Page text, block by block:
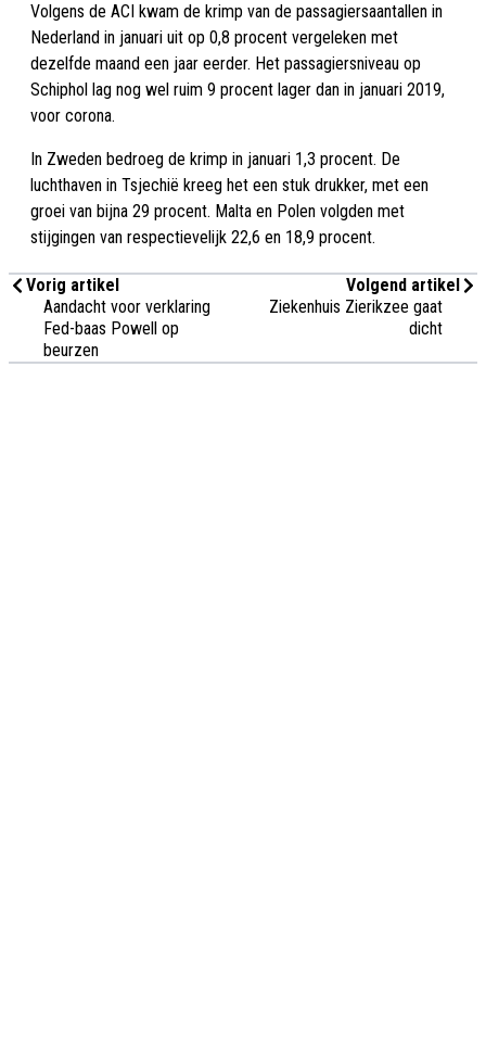
Volgens de ACI kwam de krimp van de passagiersaantallen in
Nederland in januari uit op 0,8 procent vergeleken met
dezelfde maand een jaar eerder. Het passagiersniveau op
Schiphol lag nog wel ruim 9 procent lager dan in januari 2019,
voor corona.
In Zweden bedroeg de krimp in januari 1,3 procent. De
luchthaven in Tsjechië kreeg het een stuk drukker, met een
groei van bijna 29 procent. Malta en Polen volgden met
stijgingen van respectievelijk 22,6 en 18,9 procent.
Vorig artikel
Aandacht voor verklaring
Fed-baas Powell op
beurzen
Volgend artikel
Ziekenhuis Zierikzee gaat
dicht